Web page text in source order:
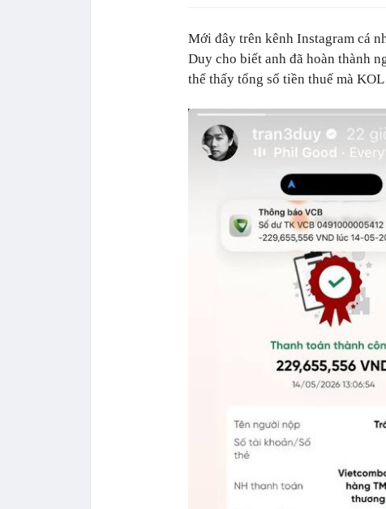
Mới đây trên kênh Instagram cá
Duy cho biết anh đã hoàn thành
thể thấy tổng số tiền thuế mà